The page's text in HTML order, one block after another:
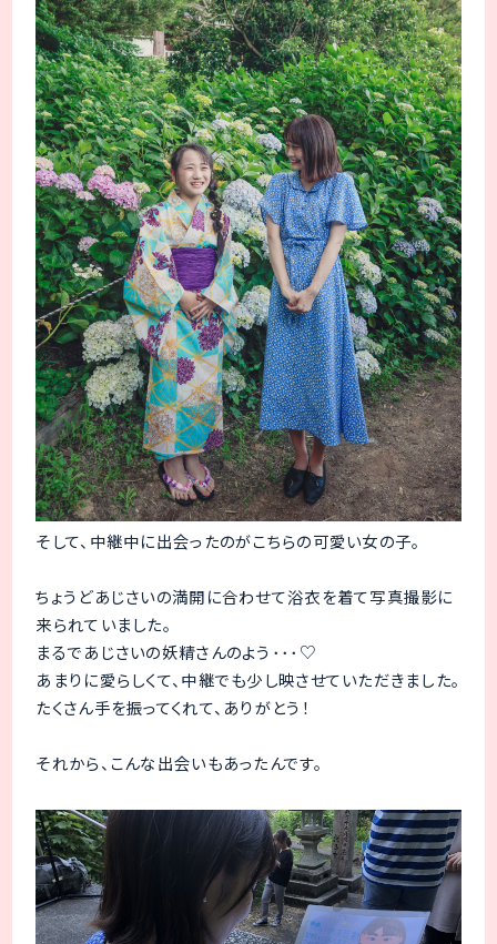
そして、中継中に出会ったのがこちらの可愛い女の子。
ちょうどあじさいの満開に合わせて浴衣を着て写真撮影に
来られていました。
まるであじさいの妖精さんのよう･･･♡
あまりに愛らしくて、中継でも少し映させていただきました。
たくさん手を振ってくれて、ありがとう！
それから、こんな出会いもあったんです。